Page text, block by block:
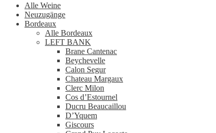
Alle Weine
Neuzugänge
Bordeaux
Alle Bordeaux
LEFT BANK
Brane Cantenac
Beychevelle
Calon Segur
Chateau Margaux
Clerc Milon
Cos d’Estournel
Ducru Beaucaillou
D’Yquem
Giscours